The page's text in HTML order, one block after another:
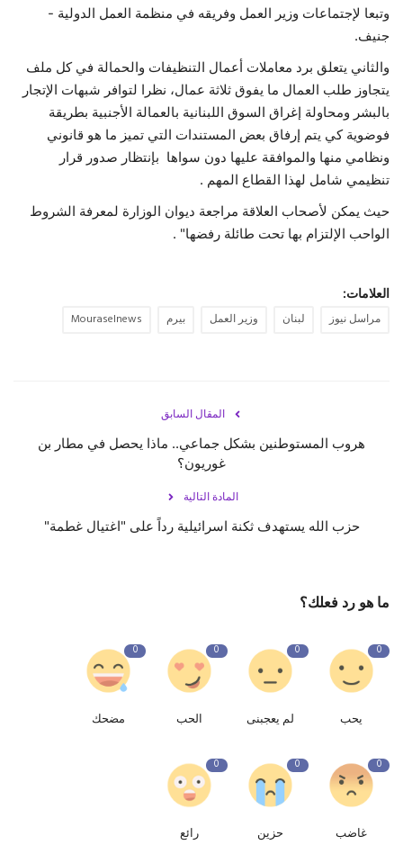
وتبعا لإجتماعات وزير العمل وفريقه في منظمة العمل الدولية -
جنيف.
والثاني يتعلق برد معاملات أعمال التنظيفات والحمالة في كل ملف
يتجاوز طلب العمال ما يفوق ثلاثة عمال، نظرا لتوافر شبهات الإتجار
بالبشر ومحاولة إغراق السوق اللبنانية بالعمالة الأجنبية بطريقة
فوضوية كي يتم إرفاق بعض المستندات التي تميز ما هو قانوني
ونظامي منها والموافقة عليها دون سواها بإنتظار صدور قرار
تنظيمي شامل لهذا القطاع المهم .
حيث يمكن لأصحاب العلاقة مراجعة ديوان الوزارة لمعرفة الشروط
الواحب الإلتزام بها تحت طائلة رفضها" .
العلامات:
مراسل نيوز لبنان وزير العمل بيرم Mouraselnews
المقال السابق
هروب المستوطنين بشكل جماعي.. ماذا يحصل في مطار بن
غوريون؟
المادة التالية
حزب الله يستهدف ثكنة اسرائيلية رداً على "اغتيال غطمة"
ما هو رد فعلك؟
0
يحب
0
لم يعجبنى
0
الحب
0
مضحك
0
غاضب
0
حزين
0
رائع